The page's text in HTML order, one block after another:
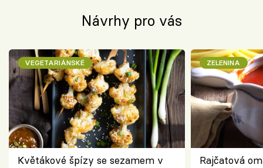
Návrhy pro vás
VEGETARIÁNSKÉ
Květákové špízy se sezamem v
ZELENINA
Rajčatová